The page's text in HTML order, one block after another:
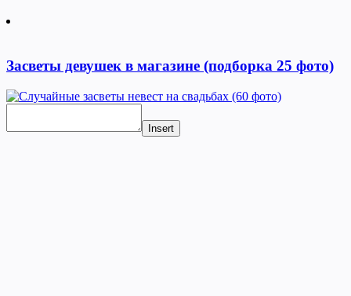
Засветы девушек в магазине (подборка 25 фото)
Insert